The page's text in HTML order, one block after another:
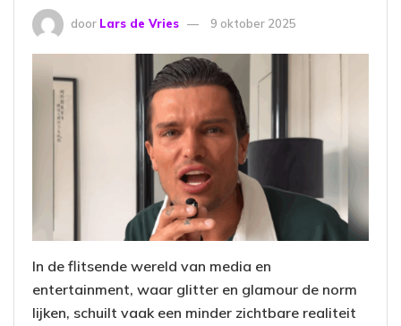
door Lars de Vries 9 oktober 2025
In de flitsende wereld van media en
entertainment, waar glitter en glamour de norm
lijken, schuilt vaak een minder zichtbare realiteit